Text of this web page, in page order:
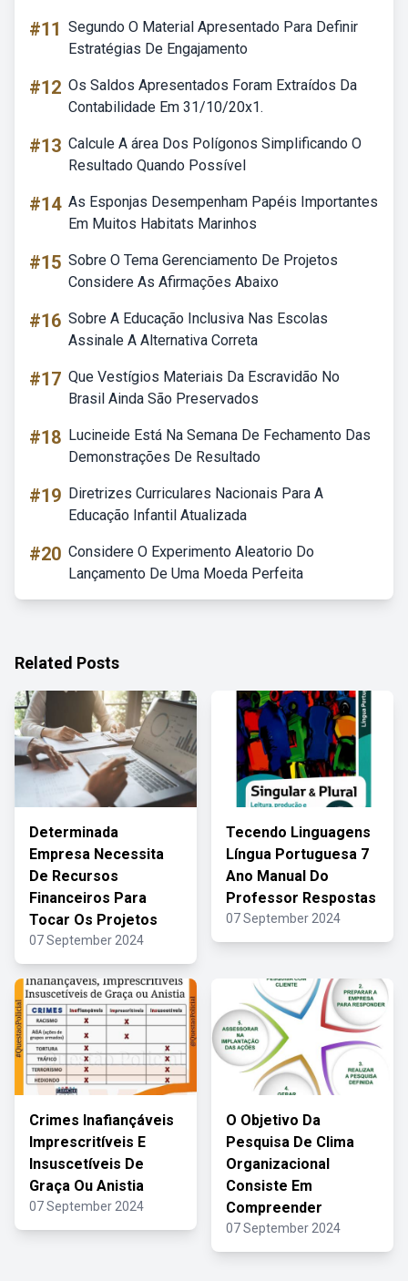
#11 Segundo O Material Apresentado Para Definir
Estratégias De Engajamento
#12 Os Saldos Apresentados Foram Extraídos Da
Contabilidade Em 31/10/20x1.
#13 Calcule A área Dos Polígonos Simplificando O
Resultado Quando Possível
#14 As Esponjas Desempenham Papéis Importantes
Em Muitos Habitats Marinhos
#15 Sobre O Tema Gerenciamento De Projetos
Considere As Afirmações Abaixo
#16 Sobre A Educação Inclusiva Nas Escolas
Assinale A Alternativa Correta
#17 Que Vestígios Materiais Da Escravidão No
Brasil Ainda São Preservados
#18 Lucineide Está Na Semana De Fechamento Das
Demonstrações De Resultado
#19 Diretrizes Curriculares Nacionais Para A
Educação Infantil Atualizada
#20 Considere O Experimento Aleatorio Do
Lançamento De Uma Moeda Perfeita
Related Posts
Determinada
Empresa Necessita
De Recursos
Financeiros Para
Tocar Os Projetos
07 September 2024
Tecendo Linguagens
Língua Portuguesa 7
Ano Manual Do
Professor Respostas
07 September 2024
Crimes Inafiançáveis
Imprescritíveis E
Insuscetíveis De
Graça Ou Anistia
07 September 2024
O Objetivo Da
Pesquisa De Clima
Organizacional
Consiste Em
Compreender
07 September 2024